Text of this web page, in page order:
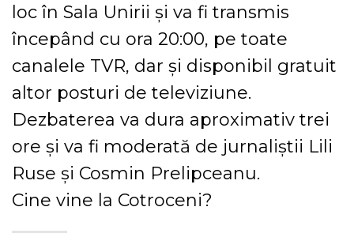
loc în Sala Unirii și va fi transmis
începând cu ora 20:00, pe toate
canalele TVR, dar și disponibil gratuit
altor posturi de televiziune.
Dezbaterea va dura aproximativ trei
ore și va fi moderată de jurnaliștii Lili
Ruse și Cosmin Prelipceanu.
Cine vine la Cotroceni?